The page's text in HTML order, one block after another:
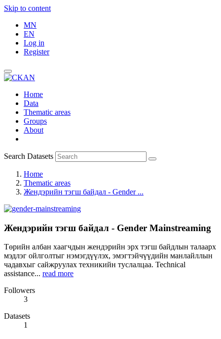
Skip to content
MN
EN
Log in
Register
Home
Data
Thematic areas
Groups
About
Search Datasets
Home
Thematic areas
Жендэрийн тэгш байдал - Gender ...
Жендэрийн тэгш байдал - Gender Mainstreaming
Төрийн албан хаагчдын жендэрийн эрх тэгш байдлын талаарх
мэдлэг ойлголтыг нэмэгдүүлэх, эмэгтэйчүүдийн манлайллын
чадавхыг сайжруулах техникийн туслалцаа. Technical
assistance... read more
Followers
3
Datasets
1